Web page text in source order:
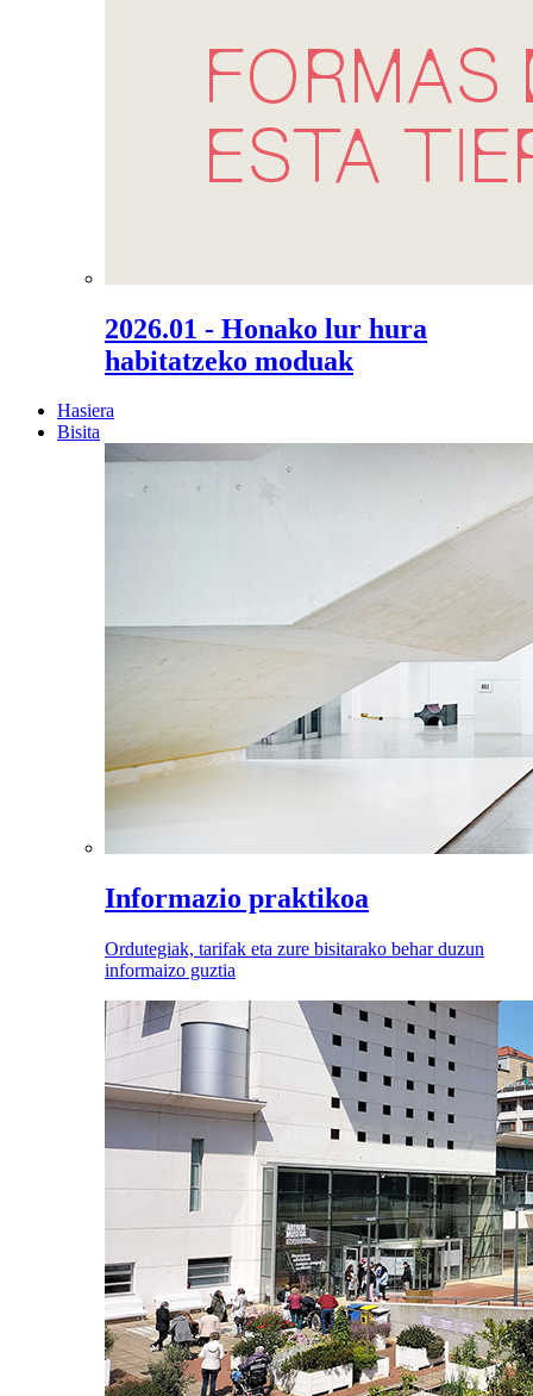
2026.01 - Honako lur hura
habitatzeko moduak
Hasiera
Bisita
Informazio praktikoa
Ordutegiak, tarifak eta zure bisitarako behar duzun
informaizo guztia